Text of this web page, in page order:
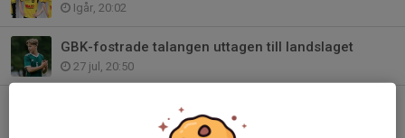
Igår, 20:02
GBK-fostrade talangen uttagen till landslaget
27 jul, 20:50
GBK:s fotbollsskola 2026